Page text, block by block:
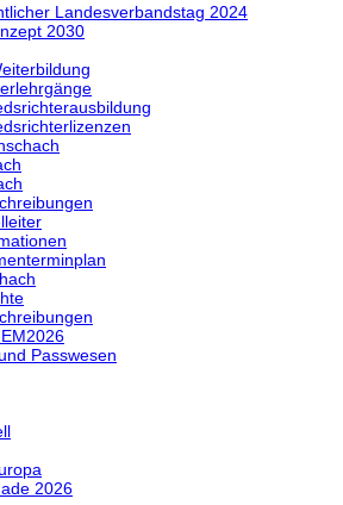
Landesverbandstag 2024
2030
Passwesen
2026